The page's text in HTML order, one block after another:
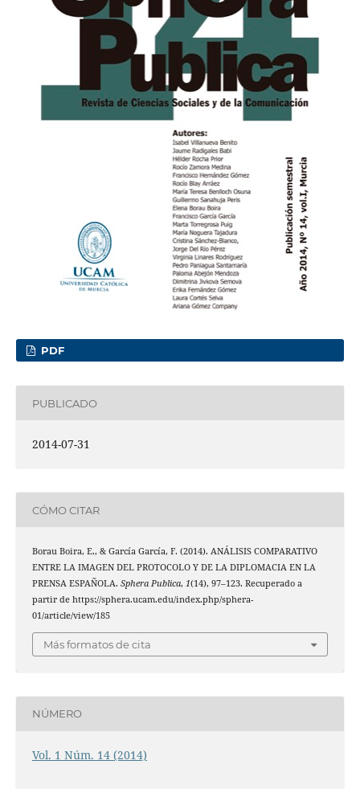
PDF
PUBLICADO
2014-07-31
CÓMO CITAR
Borau Boira, E., & García García, F. (2014). ANÁLISIS COMPARATIVO
ENTRE LA IMAGEN DEL PROTOCOLO Y DE LA DIPLOMACIA EN LA
PRENSA ESPAÑOLA. Sphera Publica, 1(14), 97–123. Recuperado a
partir de https://sphera.ucam.edu/index.php/sphera-
01/article/view/185
Más formatos de cita
NÚMERO
Vol. 1 Núm. 14 (2014)